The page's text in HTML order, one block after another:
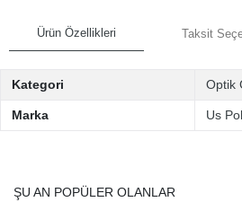
Ürün Özellikleri Taksit
Kategori Optik
Marka Us
ŞU AN POPÜLER OLANLAR